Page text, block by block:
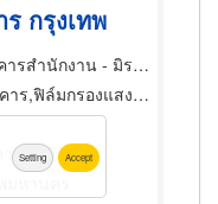
กรุงเทพ
รับติดตั้งฟิล์มคอนโด ติดตั้งฟิล์มอาคารสำนักงาน - มิราเคิลฟิล์ม
งแสงรถยนต์,ฟิล์มกรองแสง
ร ใกล้ฉัน
มหานคร
Setting Accept